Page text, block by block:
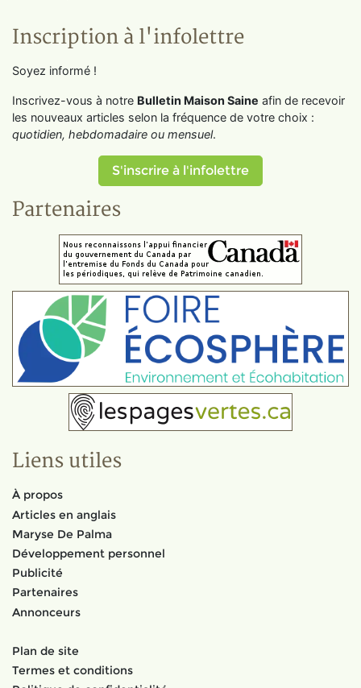
Inscription à l'infolettre
Soyez informé !
Inscrivez-vous à notre Bulletin Maison Saine afin de recevoir
les nouveaux articles selon la fréquence de votre choix :
quotidien, hebdomadaire ou mensuel.
S'inscrire à l'infolettre
Partenaires
Liens utiles
À propos
Articles en anglais
Maryse De Palma
Développement personnel
Publicité
Partenaires
Annonceurs
Plan de site
Termes et conditions